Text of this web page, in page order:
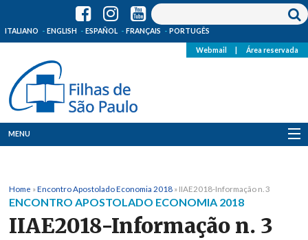
ITALIANO ENGLISH ESPAÑOL FRANÇAIS PORTUGÊS
Webmail Área reservada
MENU
Onde Estamos
Notícias
Home »Encontro Apostolado Economia 2018 » IIAE2018-Informação n. 3
ENCONTRO APOSTOLADO ECONOMIA 2018
IIAE2018-Informação n. 3